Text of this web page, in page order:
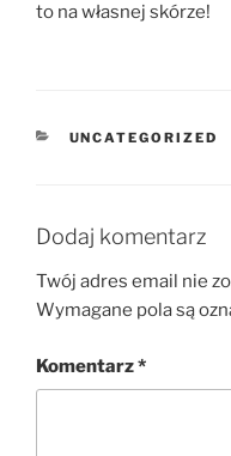
to na własnej skórze!
KATEGORIE
UNCATEGORIZED
Dodaj komentarz
Twój adres email nie
Wymagane pola są
Komentarz*